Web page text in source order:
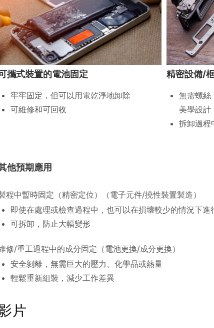
攜式裝置的電池固定
牢牢固定，但可以用電乾淨地卸除
可維修和可回收
精密設備/
無需螺絲
美學設計
拆卸過程
他預期應用
程中暫時固定（精密定位）（電子元件/撓性裝置製造）
即使在處理或檢查過程中，也可以在損壞較少的情況下進
可拆卸，防止大幅變形
修/重工過程中的成分固定（電池更換/成分更換）
安全剝離，無需巨大的壓力、化學品或熱量
輕鬆重新組裝，減少工作差異
片